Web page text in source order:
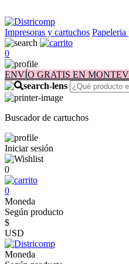
Impresoras y cartuchos
0
ENVÍO GRATIS EN
Buscador de cartuchos
Iniciar sesión
0
0
Moneda
Según producto
$
USD
Moneda